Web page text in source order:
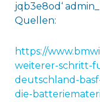
jqb3e8od‘
Quellen:
https://
weiterer-schritt-
deutschland-
die-